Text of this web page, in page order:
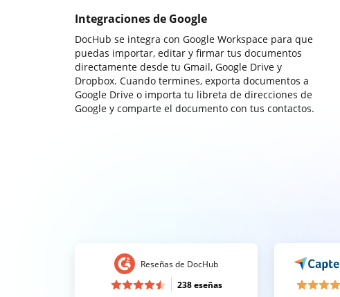
Integraciones de Google
DocHub se integra con Google Workspace para que
puedas importar, editar y firmar tus documentos
directamente desde tu Gmail, Google Drive y
Dropbox. Cuando termines, exporta documentos a
Google Drive o importa tu libreta de direcciones de
Google y comparte el documento con tus contactos.
Reseñas de DocHub
238 eseñas